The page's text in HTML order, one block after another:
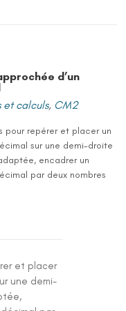
d’un
et calculs, CM2
pour repérer et placer un
sur une demi-droite
encadrer un
par deux nombres
et placer
une demi-